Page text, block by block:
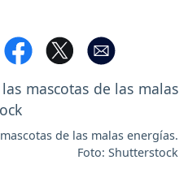
de las malas energías.
Foto: Shutterstock